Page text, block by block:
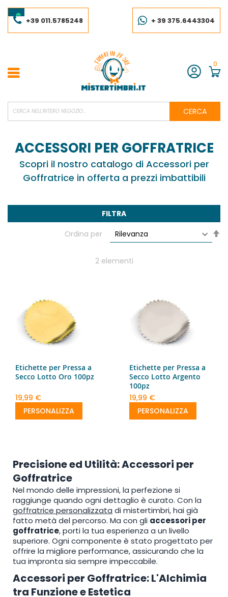
al
contenuto+39 011.5785248 + 39 375.6443304
Account
0
CERCA
ACCESSORI PER GOFFRATRICE
Scopri il nostro catalogo di Accessori per
Goffratrice in offerta a prezzi imbattibili
2elementi
Ordina per
Etichette per Pressa a
Secco Lotto Oro 100pz
19,99 €
PERSONALIZZA
Etichette per Pressa a
Secco Lotto Argento
100pz
19,99 €
PERSONALIZZA
Precisione ed Utilità: Accessori per
Goffratrice
Nel mondo delle impressioni, la perfezione si
raggiunge quando ogni dettaglio è curato. Con la
goffratrice personalizzata di mistertimbri, hai già
fatto metà del percorso. Ma con gli accessori per
goffratrice, porti la tua esperienza a un livello
superiore. Ogni componente è stato progettato per
offrire la migliore performance, assicurando che la
tua impronta sia sempre impeccabile.
Accessori per Goffratrice: L'Alchimia
tra Funzione e Estetica
FILTRA